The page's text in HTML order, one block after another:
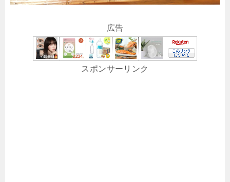
広告
スポンサーリンク